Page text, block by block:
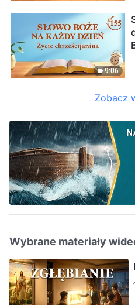
9:06
Zobacz
Wybrane materiały